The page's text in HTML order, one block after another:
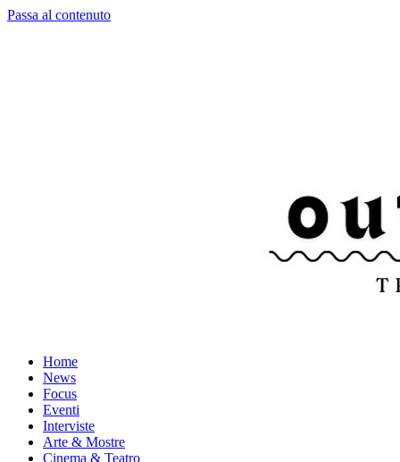
Passa al contenuto
Home
News
Focus
Eventi
Interviste
Arte & Mostre
Cinema & Teatro